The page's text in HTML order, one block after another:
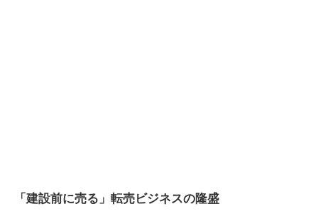
「建設前に売る」転売ビジネスの隆盛